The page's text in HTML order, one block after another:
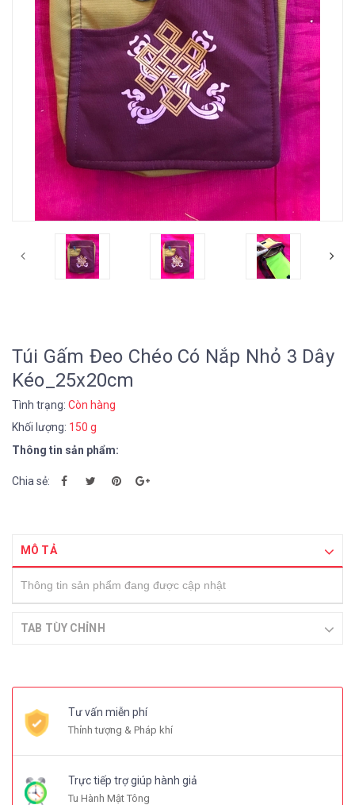
Túi Gấm Đeo Chéo Có Nắp Nhỏ 3 Dây
Kéo_25x20cm
Tình trạng: Còn hàng
Khối lượng: 150 g
Thông tin sản phẩm:
Chia sẻ:
MÔ TẢ
Thông tin sản phẩm đang được cập nhật
TAB TÙY CHỈNH
Tư vấn miễn phí
Thỉnh tượng & Pháp khí
Trực tiếp trợ giúp hành giả
Tu Hành Mật Tông